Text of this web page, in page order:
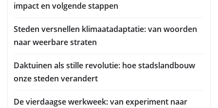
impact en volgende stappen
Steden versnellen klimaatadaptatie: van woorden
naar weerbare straten
Daktuinen als stille revolutie: hoe stadslandbouw
onze steden verandert
De vierdaagse werkweek: van experiment naar